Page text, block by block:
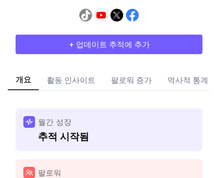
+ 업데이트 추적에 추가
개요 활동 인사이트 팔로워 증가 역사적 통계
월간 성장
추적 시작됨
팔로워